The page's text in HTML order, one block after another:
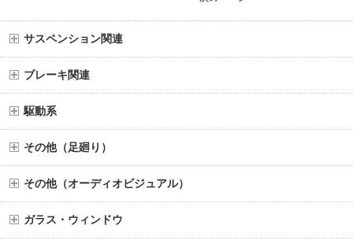
サスペンション関連
ブレーキ関連
駆動系
その他（足廻り）
その他（オーディオビジュアル）
ガラス・ウィンドウ